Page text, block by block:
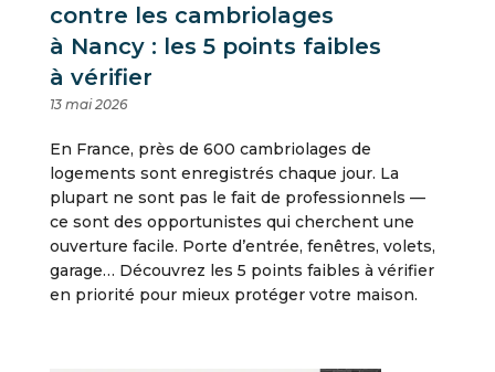
contre les cambriolages
à Nancy : les 5 points faibles
à vérifier
13 mai 2026
En France, près de 600 cambriolages de
logements sont enregistrés chaque jour. La
plupart ne sont pas le fait de professionnels —
ce sont des opportunistes qui cherchent une
ouverture facile. Porte d’entrée, fenêtres, volets,
garage… Découvrez les 5 points faibles à vérifier
en priorité pour mieux protéger votre maison.